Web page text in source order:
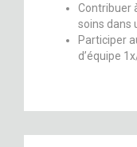
Contribuer
soins dans
Participer
d’équipe